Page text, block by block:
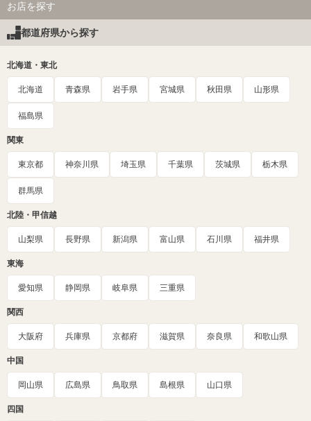
お店を探す
都道府県から探す
北海道・東北
北海道 青森県 岩手県 宮城県 秋田県 山形県
福島県
関東
東京都 神奈川県 埼玉県 千葉県 茨城県 栃木県
群馬県
北陸・甲信越
山梨県 長野県 新潟県 富山県 石川県 福井県
東海
愛知県 静岡県 岐阜県 三重県
関西
大阪府 兵庫県 京都府 滋賀県 奈良県 和歌山県
中国
岡山県 広島県 鳥取県 島根県 山口県
四国